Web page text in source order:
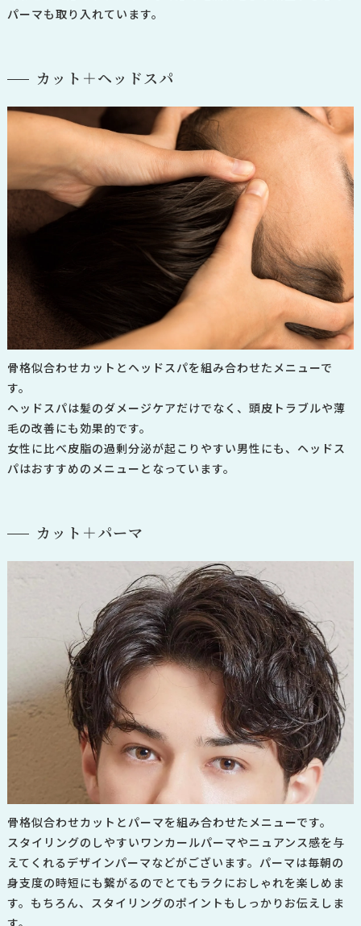
パーマも取り入れています。
カット＋ヘッドスパ
骨格似合わせカットとヘッドスパを組み合わせたメニューで
す。
ヘッドスパは髪のダメージケアだけでなく、頭皮トラブルや薄
毛の改善にも効果的です。
女性に比べ皮脂の過剰分泌が起こりやすい男性にも、ヘッドス
パはおすすめのメニューとなっています。
カット＋パーマ
骨格似合わせカットとパーマを組み合わせたメニューです。
スタイリングのしやすいワンカールパーマやニュアンス感を与
えてくれるデザインパーマなどがございます。 パーマは毎朝の
身支度の時短にも繋がるのでとてもラクにおしゃれを楽しめま
す。もちろん、スタイリングのポイントもしっかりお伝えしま